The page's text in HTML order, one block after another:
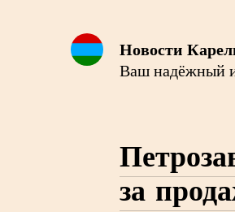
Новости
Ваш надёжный
за